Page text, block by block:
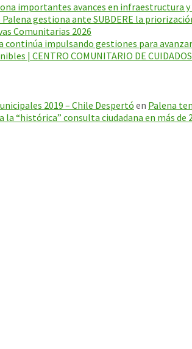
importantes avances en infraestructura
Palena gestiona ante SUBDERE la
Comunitarias 2026
continúa impulsando gestiones para
| CENTRO COMUNITARIO DE CUIDADOS
2019 – Chile Despertó en Palena
la “histórica” consulta ciudadana en más de